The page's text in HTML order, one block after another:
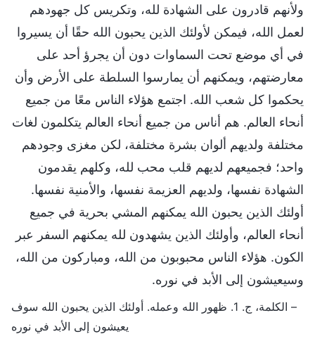
ولأنهم قادرون على الشهادة لله، وتكريس كل جهودهم
لعمل الله، فيمكن لأولئك الذين يحبون الله حقًا أن يسيروا
في أي موضع تحت السماوات دون أن يجرؤ أحد على
معارضتهم، ويمكنهم أن يمارسوا السلطة على الأرض وأن
يحكموا كل شعب الله. اجتمع هؤلاء الناس معًا من جميع
أنحاء العالم. هم أناس من جميع أنحاء العالم يتكلمون لغات
مختلفة ولديهم ألوان بشرة مختلفة، لكن مغزى وجودهم
واحد؛ فجميعهم لديهم قلب محب لله، وكلهم يقدمون
الشهادة نفسها، ولديهم العزيمة نفسها، والأمنية نفسها.
أولئك الذين يحبون الله يمكنهم المشي بحرية في جميع
أنحاء العالم، وأولئك الذين يشهدون لله يمكنهم السفر عبر
الكون. هؤلاء الناس محبوبون من الله، ومباركون من الله،
وسيعيشون إلى الأبد في نوره.
– الكلمة، ج. 1. ظهور الله وعمله. أولئك الذين يحبون الله سوف
يعيشون إلى الأبد في نوره